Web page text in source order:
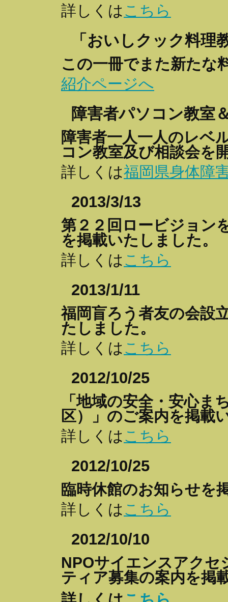
詳しくは こちら
「おいしクック料理
この一冊でまた新たな
紹介ページへ
障害者パソコン教室
障害者一人一人のレベ
コン教室及び相談会を
詳しくは福岡県身体障
2013/3/13
第２２回ロービジョン
を掲載いたしました。
詳しくは こちら
2013/1/11
福岡盲ろう者友の会設
たしました。
詳しくは こちら
2012/10/25
「地域の安全・安心ま
区）」のご案内を掲載
詳しくは こちら
2012/10/25
臨時休館のお知らせを
詳しくは こちら
2012/10/10
NPOサイエンスアク
ティア募集の案内を掲